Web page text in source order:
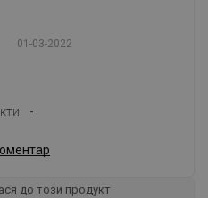
01-03-2022
-
до този продукт